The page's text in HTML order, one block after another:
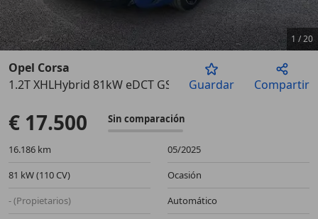
Anterior
1 /20
Opel Corsa
1.2T XHLHybrid 81kW eDCT GS
Guardar Compartir
€ 17.500 Sin comparación
16.186 km
05/2025
81 kW (110 CV)
Ocasión
- (Propietarios)
Automático